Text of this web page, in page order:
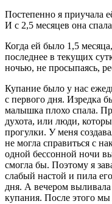
Постепенно я приучала
И с 2,5 месяцев она
Когда ей было 1,5
последнее в текущих
ночью, не просыпаясь,
Купание было у нас
с первого дня. Изредка
малышка плохо спала.
духота, или люди,
прогулки. У меня
не могла справиться с
одной бессонной ночи
смогла бы. Поэтому я
слабый настой и пила
дня. А вечером выливала
купания. После этого